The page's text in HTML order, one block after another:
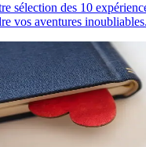
sélection des 10
vos aventures inoubliables.